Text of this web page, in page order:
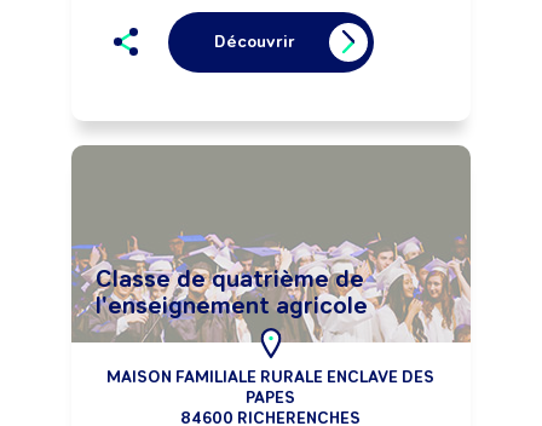
Découvrir
Classe de quatrième de
l'enseignement agricole
MAISON FAMILIALE RURALE ENCLAVE DES
PAPES
84600 RICHERENCHES